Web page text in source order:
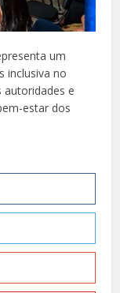
um
inclusiva no
e
estar dos